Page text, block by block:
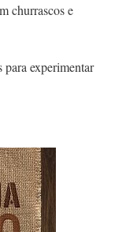
churrascos e
para experimentar